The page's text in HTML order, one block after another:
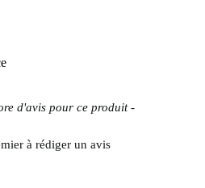
d'avis pour ce produit -
à rédiger un avis